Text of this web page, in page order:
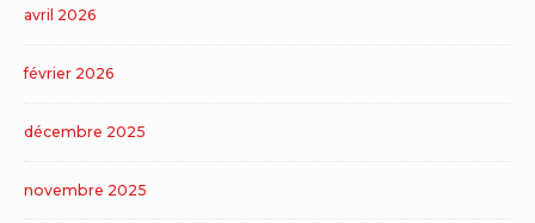
avril 2026
février 2026
décembre 2025
novembre 2025